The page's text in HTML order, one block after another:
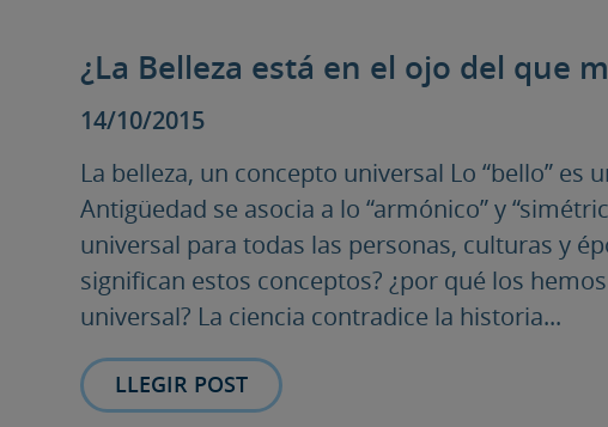
PLANIFICACIÓ 3D
¿La Belleza está en el ojo del que
14/10/2015
La belleza, un concepto universal Lo “bello” es
Antigüedad se asocia a lo “armónico” y
universal para todas las personas, culturas y
significan estos conceptos? ¿por qué los
universal? La ciencia contradice la historia...
LLEGIR POST